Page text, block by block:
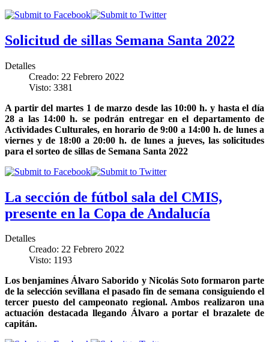
Solicitud de sillas Semana Santa 2022
Detalles
Creado: 22 Febrero 2022
Visto: 3381
A partir del martes 1 de marzo desde las 10:00 h. y hasta el día
28 a las 14:00 h. se podrán entregar en el departamento de
Actividades Culturales, en horario de 9:00 a 14:00 h. de lunes a
viernes y de 18:00 a 20:00 h. de lunes a jueves, las solicitudes
para el sorteo de sillas de Semana Santa 2022
La sección de fútbol sala del CMIS,
presente en la Copa de Andalucía
Detalles
Creado: 22 Febrero 2022
Visto: 1193
Los benjamines Álvaro Saborido y Nicolás Soto formaron parte
de la selección sevillana el pasado fin de semana consiguiendo el
tercer puesto del campeonato regional. Ambos realizaron una
actuación destacada llegando Álvaro a portar el brazalete de
capitán.